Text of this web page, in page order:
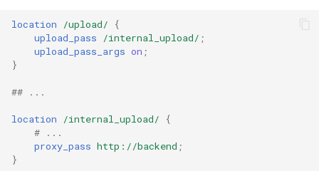
location /upload/
{
upload_pass
/internal_upload/ ;
upload_pass_args on ;
}
## ...
location /internal_upload/
{
# ...
proxy_pass http://backend ;
}